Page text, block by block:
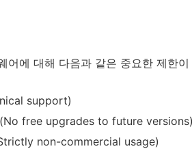
에 대해 다음과 같은 중요한 제한
support)
(No free upgrades to future versions)
non-commercial usage)